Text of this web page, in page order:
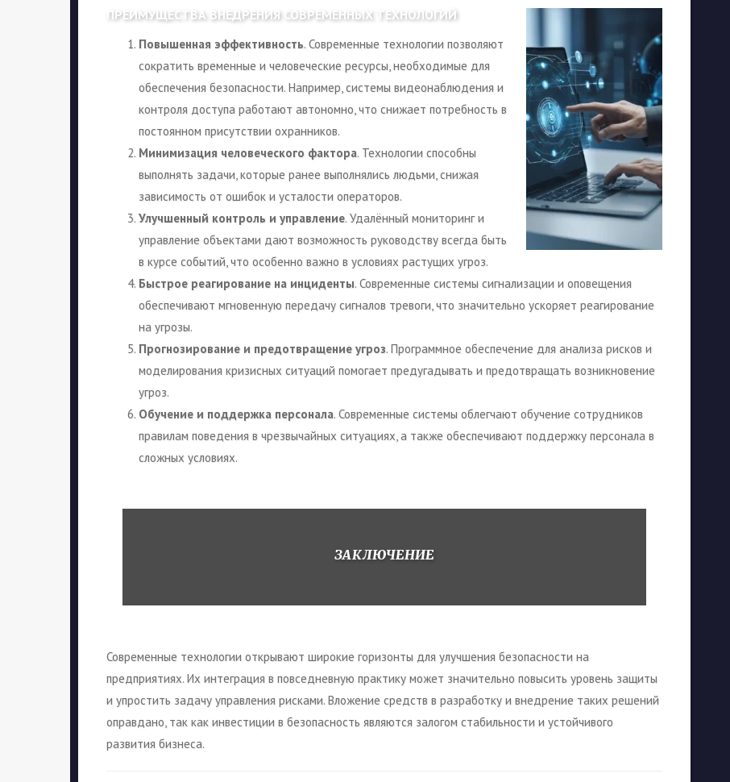
ПРЕИМУЩЕСТВА ВНЕДРЕНИЯ СОВРЕМЕННЫХ ТЕХНОЛОГИЙ
Повышенная эффективность. Современные технологии позволяют
сократить временные и человеческие ресурсы, необходимые для
обеспечения безопасности. Например, системы видеонаблюдения и
контроля доступа работают автономно, что снижает потребность в
постоянном присутствии охранников.
Минимизация человеческого фактора. Технологии способны
выполнять задачи, которые ранее выполнялись людьми, снижая
зависимость от ошибок и усталости операторов.
Улучшенный контроль и управление. Удалённый мониторинг и
управление объектами дают возможность руководству всегда быть
в курсе событий, что особенно важно в условиях растущих угроз.
Быстрое реагирование на инциденты. Современные системы сигнализации и оповещения
обеспечивают мгновенную передачу сигналов тревоги, что значительно ускоряет реагирование
на угрозы.
Прогнозирование и предотвращение угроз. Программное обеспечение для анализа рисков и
моделирования кризисных ситуаций помогает предугадывать и предотвращать возникновение
угроз.
Обучение и поддержка персонала. Современные системы облегчают обучение сотрудников
правилам поведения в чрезвычайных ситуациях, а также обеспечивают поддержку персонала в
сложных условиях.
ЗАКЛЮЧЕНИЕ
Современные технологии открывают широкие горизонты для улучшения безопасности на
предприятиях. Их интеграция в повседневную практику может значительно повысить уровень защиты
и упростить задачу управления рисками. Вложение средств в разработку и внедрение таких решений
оправдано, так как инвестиции в безопасность являются залогом стабильности и устойчивого
развития бизнеса.